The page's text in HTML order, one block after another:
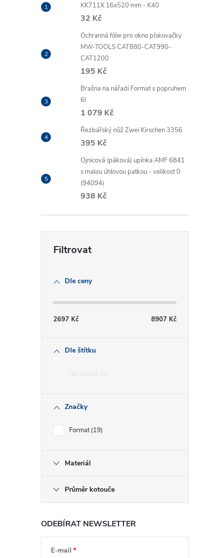
KK711X 16x520 mm - K40
32 Kč
Ochranná fólie pro okno pískovačky
MW-TOOLS CAT880-CAT990-
CAT1200
195 Kč
Brašna na nářadí Format s popruhem
6l
1 079 Kč
Řezbářský nůž Zwei Kirschen 3356
395 Kč
Ojnicová (páková) upínka AMF 6841
s malou úhlovou patkou - velikost 0
(94094)
938 Kč
Dle ceny
2697 Kč 8907 Kč
Dle štítku
Značky
Format 19
Materiál
Průměr kotouče
ODEBÍRAT NEWSLETTER
E-mail